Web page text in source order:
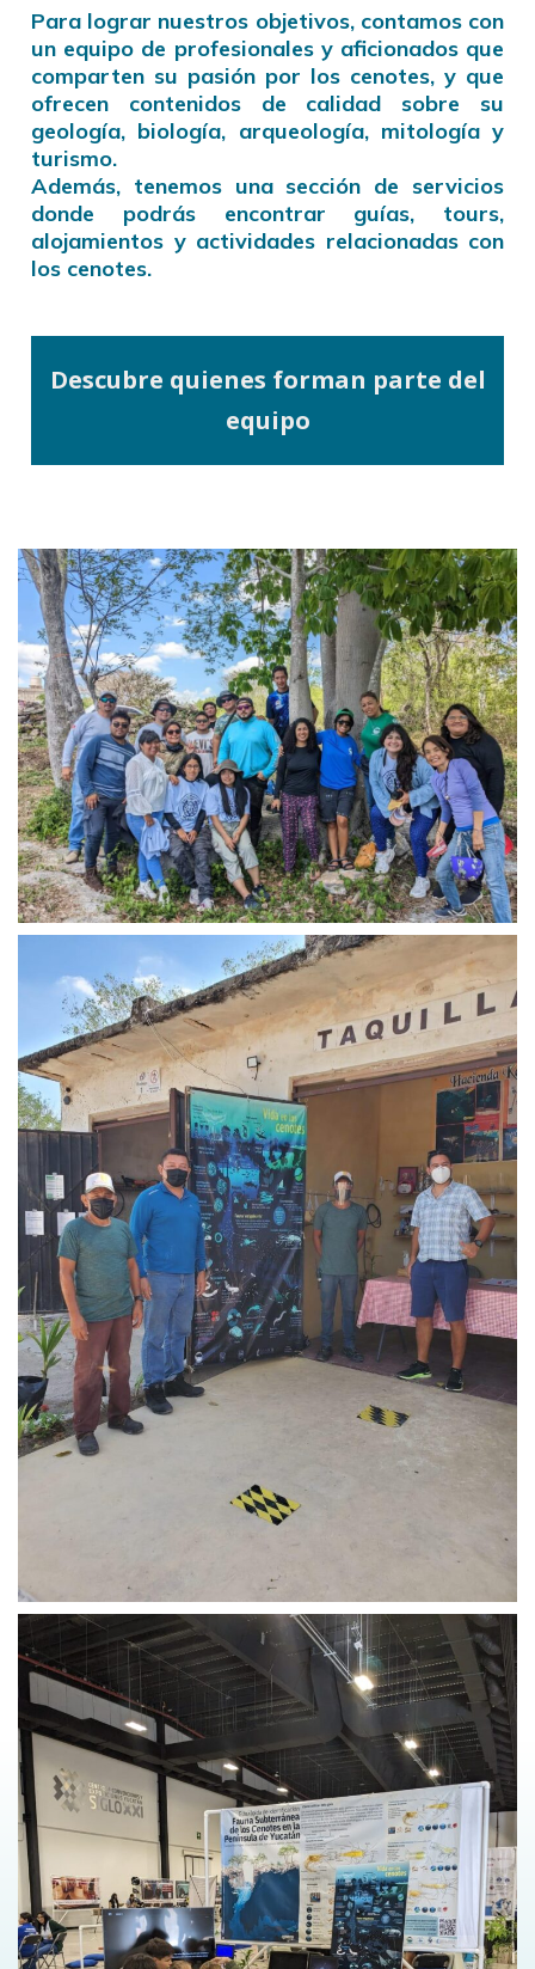
Para lograr nuestros objetivos, contamos con
un equipo de profesionales y aficionados que
comparten su pasión por los cenotes, y que
ofrecen contenidos de calidad sobre su
geología, biología, arqueología, mitología y
turismo.
Además, tenemos una sección de servicios
donde podrás encontrar guías, tours,
alojamientos y actividades relacionadas con
los cenotes.
Descubre quienes forman parte del
equipo